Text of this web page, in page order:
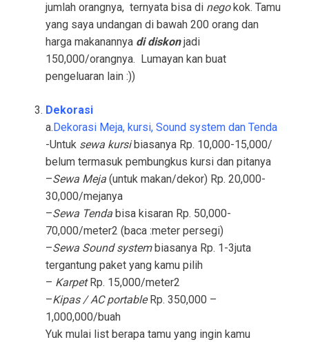
jumlah orangnya, ternyata bisa di negokok. Tamu
yang saya undangan di bawah 200 orang dan
harga makanannya di diskonjadi
150,000/orangnya. Lumayan kan buat
pengeluaran lain :))
Dekorasi
a.Dekorasi Meja, kursi, Sound system dan Tenda
-Untuk sewa kursibiasanya Rp. 10,000-15,000/
belum termasuk pembungkus kursi dan pitanya
–Sewa Meja(untuk makan/dekor) Rp. 20,000-
30,000/mejanya
–Sewa Tendabisa kisaran Rp. 50,000-
70,000/meter2 (baca :meter persegi)
–Sewa Sound systembiasanya Rp. 1-3juta
tergantung paket yang kamu pilih
– KarpetRp. 15,000/meter2
–Kipas / AC portableRp. 350,000 –
1,000,000/buah
Yuk mulai list berapa tamu yang ingin kamu